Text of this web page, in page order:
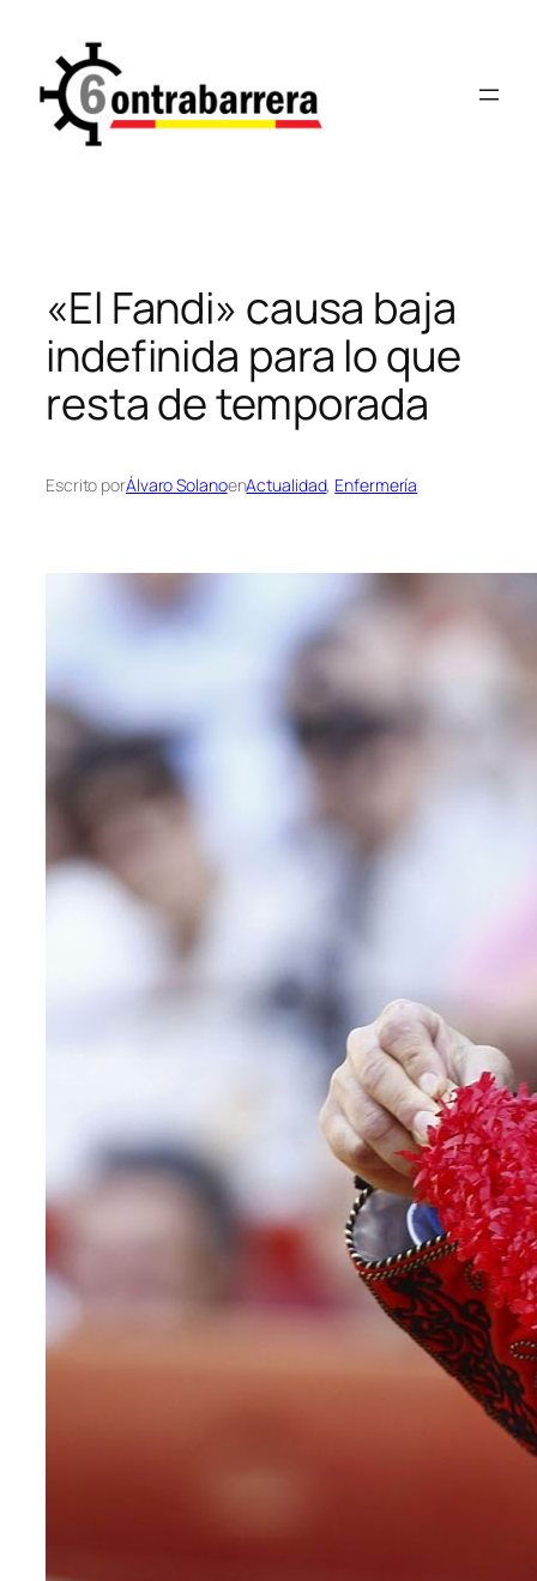
contenido
«El Fandi» causa baja
indefinida para lo que
resta de temporada
Escrito porÁlvaro SolanoenActualidad, Enfermería